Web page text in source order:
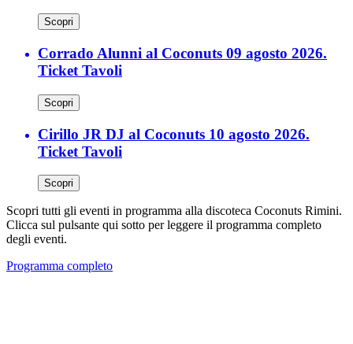
Scopri
Corrado Alunni al Coconuts 09 agosto 2026.
Ticket Tavoli
Scopri
Cirillo JR DJ al Coconuts 10 agosto 2026.
Ticket Tavoli
Scopri
Scopri tutti gli eventi in programma alla discoteca Coconuts Rimini.
Clicca sul pulsante qui sotto per leggere il programma completo
degli eventi.
Programma completo